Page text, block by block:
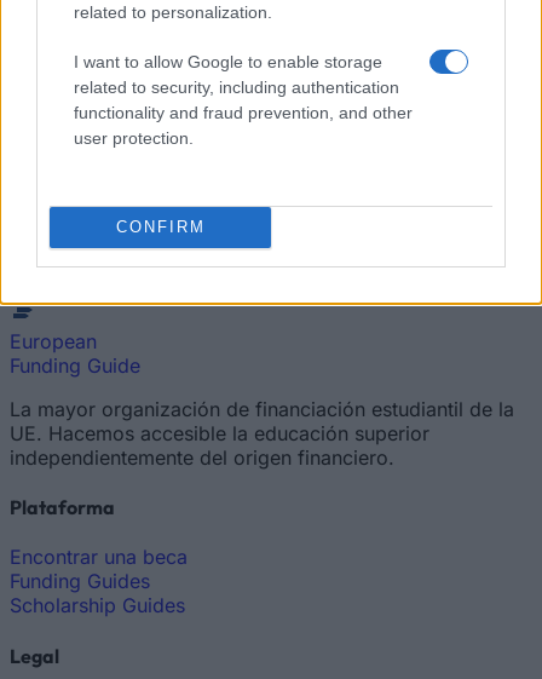
related to personalization.
I want to allow Google to enable storage
related to security, including authentication
functionality and fraud prevention, and other
user protection.
CONFIRM
¿Cuánto dinero puedes recibir en el programa Erasmus+?
La entrevista Personal - los tipos más comunes de
preguntas en una entrevista con las instituciones de
financiación
Las 4 Formas Más Comunes de Perder una Beca
European
Funding Guide
La mayor organización de financiación estudiantil de la
UE. Hacemos accesible la educación superior
independientemente del origen financiero.
Plataforma
Encontrar una beca
Funding Guides
Scholarship Guides
Legal